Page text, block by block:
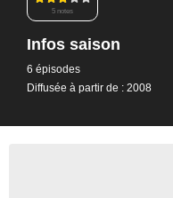
5 notes
Infos saison
6 épisodes
Diffusée à partir de : 2008